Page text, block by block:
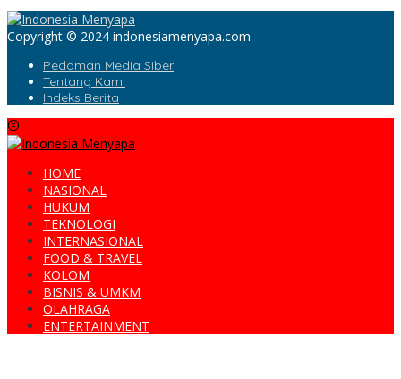
Copyright © 2024 indonesiamenyapa.com
Pedoman Media Siber
Tentang Kami
Indeks Berita
HOME
NASIONAL
HUKUM
TEKNOLOGI
INTERNASIONAL
FOOD & TRAVEL
KOLOM
BISNIS & UMKM
OLAHRAGA
ENTERTAINMENT